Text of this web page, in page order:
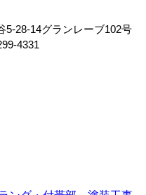
28-14グランレーブ102号
4331